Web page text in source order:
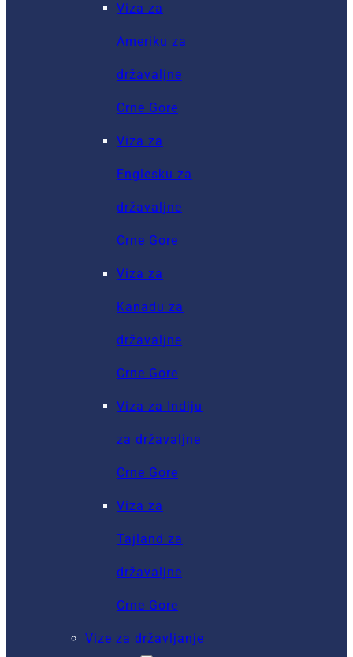
Viza za
Ameriku za
državaljne
Crne Gore
Viza za
Englesku za
državaljne
Crne Gore
Viza za
Kanadu za
državaljne
Crne Gore
Viza za Indiju
za državaljne
Crne Gore
Viza za
Tajland za
državaljne
Crne Gore
Vize za državljanje